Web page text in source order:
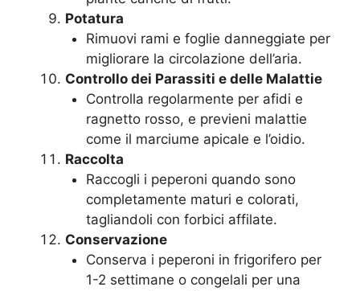
Potatura
Rimuovi rami e foglie danneggiate per
migliorare la circolazione dell’aria.
Controllo dei Parassiti e delle Malattie
Controlla regolarmente per afidi e
ragnetto rosso, e previeni malattie
come il marciume apicale e l’oidio.
Raccolta
Raccogli i peperoni quando sono
completamente maturi e colorati,
tagliandoli con forbici affilate.
Conservazione
Conserva i peperoni in frigorifero per
1-2 settimane o congelali per una